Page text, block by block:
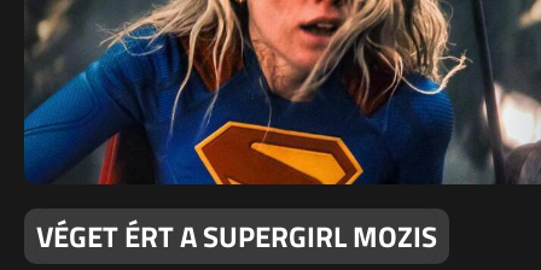
VÉGET ÉRT A SUPERGIRL MOZIS